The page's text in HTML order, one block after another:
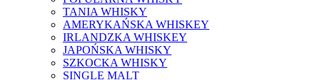
TANIA WHISKY
AMERYKAŃSKA WHISKEY
IRLANDZKA WHISKEY
JAPOŃSKA WHISKY
SZKOCKA WHISKY
SINGLE MALT